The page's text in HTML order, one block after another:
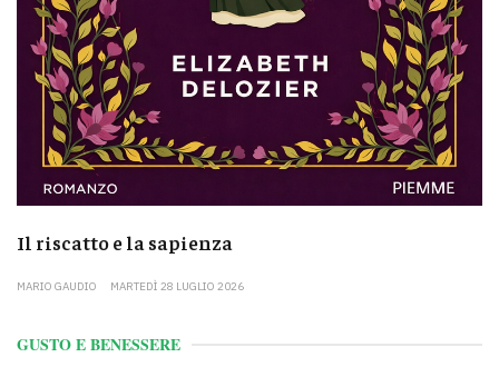
Il riscatto e la sapienza
MARIO GAUDIO MARTEDÌ 28 LUGLIO 2026
GUSTO E BENESSERE